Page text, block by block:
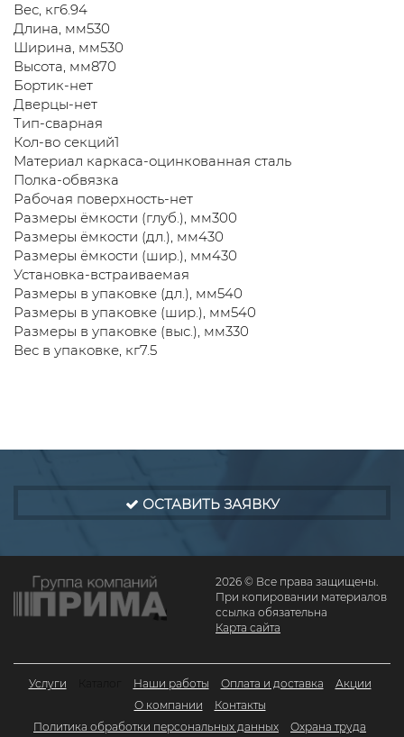
Вес, кг6.94
Длина, мм530
Ширина, мм530
Высота, мм870
Бортик-нет
Дверцы-нет
Тип-сварная
Кол-во секций1
Материал каркаса-оцинкованная сталь
Полка-обвязка
Рабочая поверхность-нет
Размеры ёмкости (глуб.), мм300
Размеры ёмкости (дл.), мм430
Размеры ёмкости (шир.), мм430
Установка-встраиваемая
Размеры в упаковке (дл.), мм540
Размеры в упаковке (шир.), мм540
Размеры в упаковке (выс.), мм330
Вес в упаковке, кг7.5
ОСТАВИТЬ ЗАЯВКУ
2026 © Все права защищены.
При копировании материалов
ссылка обязательна
Карта сайта
Услуги Наши работы Оплата и доставка
Акции
О компании
Контакты
Политика обработки персональных данных
Охрана труда